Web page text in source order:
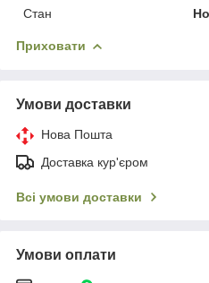
Стан
Приховати
Умови доставки
Нова Пошта
Доставка кур'єром
Всі умови доставки
Умови оплати